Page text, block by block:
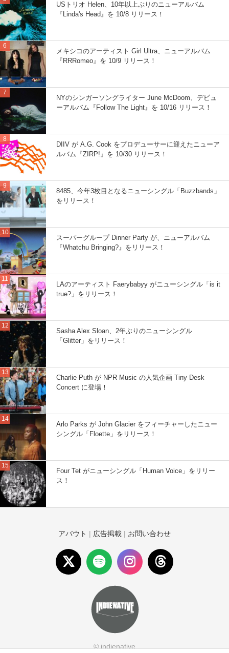
USトリオ Helen、10年以上ぶりのニューアルバム
『Linda's Head』を 10/8 リリース！
メキシコのアーティスト Girl Ultra、ニューアルバム
『RRRomeo』を 10/9 リリース！
NYのシンガーソングライター June McDoom、デビュ
ーアルバム『Follow The Light』を 10/16 リリース！
DIIV が A.G. Cook をプロデューサーに迎えたニューア
ルバム『ZIRP!』を 10/30 リリース！
8485、今年3枚目となるニューシングル「Buzzbands」
をリリース！
スーパーグループ Dinner Party が、ニューアルバム
『Whatchu Bringing?』をリリース！
LAのアーティスト Faerybabyy がニューシングル「is it
true?」をリリース！
Sasha Alex Sloan、2年ぶりのニューシングル
「Glitter」をリリース！
Charlie Puth が NPR Music の人気企画 Tiny Desk
Concert に登場！
Arlo Parks が John Glacier をフィーチャーしたニュー
シングル「Floette」をリリース！
Four Tet がニューシングル「Human Voice」をリリー
ス！
アバウト | 広告掲載 | お問い合わせ
© indienative